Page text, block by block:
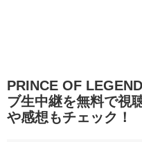
PRINCE OF
ブ生中継を無料で視
や感想もチェック！